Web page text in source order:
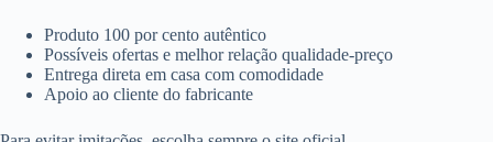
Produto 100 por cento autêntico
Possíveis ofertas e melhor relação qualidade-preço
Entrega direta em casa com comodidade
Apoio ao cliente do fabricante